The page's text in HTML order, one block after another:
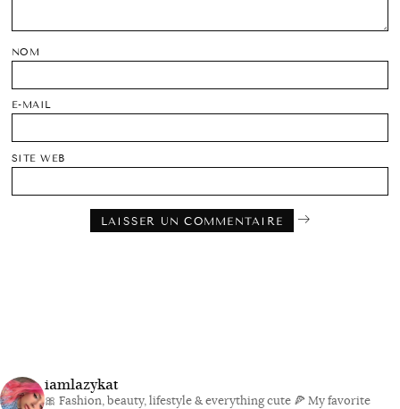
NOM
E-MAIL
SITE WEB
iamlazykat
🎀 Fashion, beauty, lifestyle & everything cute 🍕 My favorite